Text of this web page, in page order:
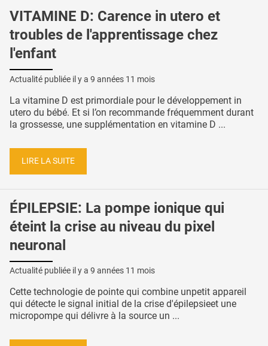
VITAMINE D: Carence in utero et
troubles de l'apprentissage chez
l'enfant
Actualité publiée il y a 9 années 11 mois
La vitamine D est primordiale pour le développement in
utero du bébé. Et si l’on recommande fréquemment durant
la grossesse, une supplémentation en vitamine D ...
LIRE LA SUITE
ÉPILEPSIE: La pompe ionique qui
éteint la crise au niveau du pixel
neuronal
Actualité publiée il y a 9 années 11 mois
Cette technologie de pointe qui combine unpetit appareil
qui détecte le signal initial de la crise d'épilepsieet une
micropompe qui délivre à la source un ...